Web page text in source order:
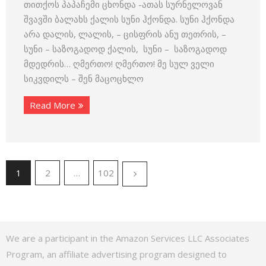
თითქოს პაპაჩემი ცხონდა -ათას სურნელოვან
შვავში ბალახს ქალის სუნი ჰქონდა. სუნი ჰქონდა
არა დალის, ლალის, – ცისფრის ანუ თეთრის, –
სუნი – საზოგადოდ ქალის, სუნი – საზოგადოდ
მდედრის… ღმერთო! ღმერთო! მე სულ ველი
სიკვდილს – შენ მაცოცხლო
Read More
1 2 … 102
We are a participant in the Amazon Services LLC Associates
Program, an affiliate advertising program designed to